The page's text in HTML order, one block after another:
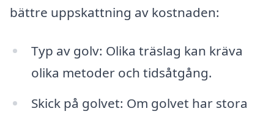
bättre uppskattning av kostnaden:
Typ av golv: Olika träslag kan kräva
olika metoder och tidsåtgång.
Skick på golvet: Om golvet har stora